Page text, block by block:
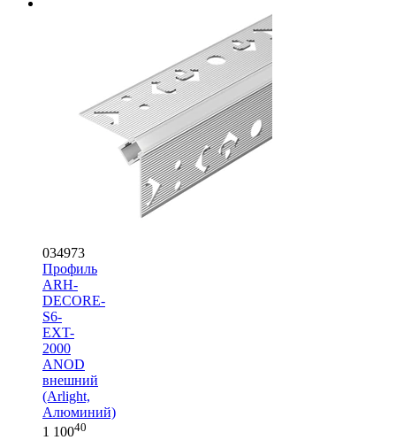
034973
Профиль
ARH-
DECORE-
S6-
EXT-
2000
ANOD
внешний
(Arlight,
Алюминий)
1 10040